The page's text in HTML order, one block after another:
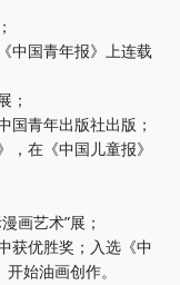
中国青年报》上连载
；
青年出版社出版；
在《中国儿童报》
画艺术”展；
获优胜奖；入选《中
始油画创作。